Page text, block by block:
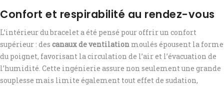
Confort et respirabilité au rendez-vous
L’intérieur du bracelet a été pensé pour offrir un confort
supérieur : des canaux de ventilation moulés épousent la forme
du poignet, favorisant la circulation de l’air et l’évacuation de
l’humidité. Cette ingénierie assure non seulement une grande
souplesse mais limite également tout effet de sudation,